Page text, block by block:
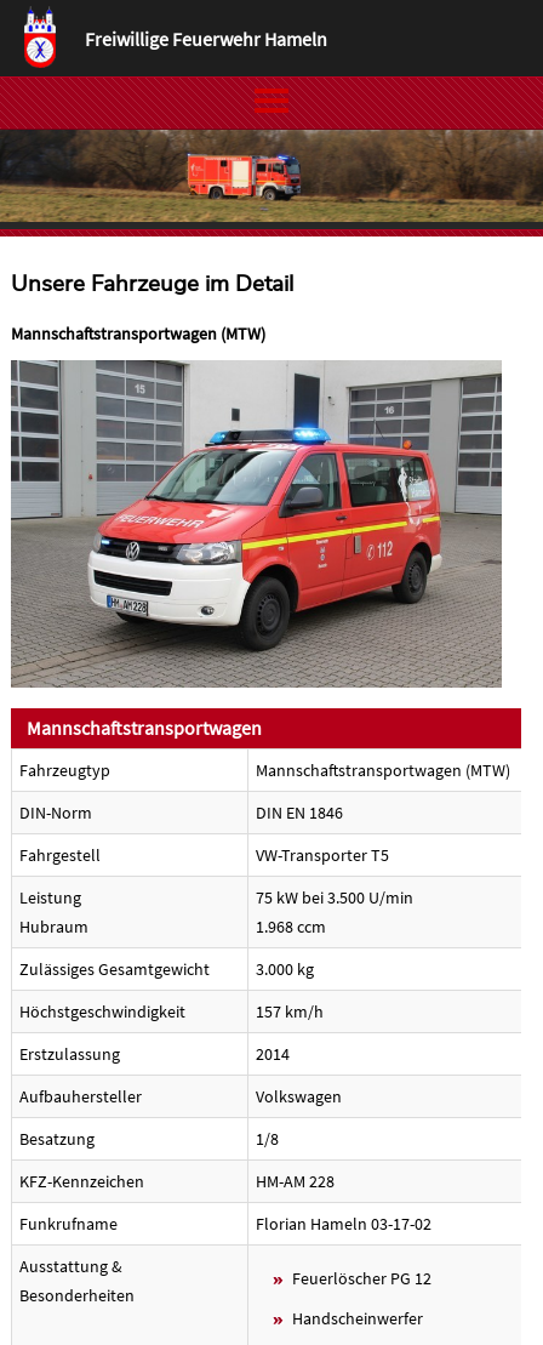
Unsere Fahrzeuge im Detail
Mannschaftstransportwagen (MTW)
Mannschaftstransportwagen
Fahrzeugtyp
Mannschaftstransportwagen (MTW)
DIN-Norm
DIN EN 1846
Fahrgestell
VW-Transporter T5
Leistung
Hubraum
75 kW bei 3.500 U/min
1.968 ccm
Zulässiges Gesamtgewicht
3.000 kg
Höchstgeschwindigkeit
157 km/h
Erstzulassung
2014
Aufbauhersteller
Volkswagen
Besatzung
1/8
KFZ-Kennzeichen
HM-AM 228
Funkrufname
Florian Hameln 03-17-02
Ausstattung &
Besonderheiten
Feuerlöscher PG 12
Handscheinwerfer
Freiwillige Feuerwehr Hameln